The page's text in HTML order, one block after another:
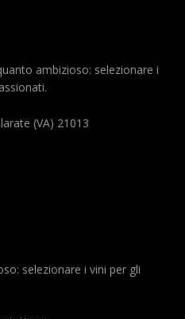
ambizioso: selezionare i
(VA) 21013
selezionare i vini per gli